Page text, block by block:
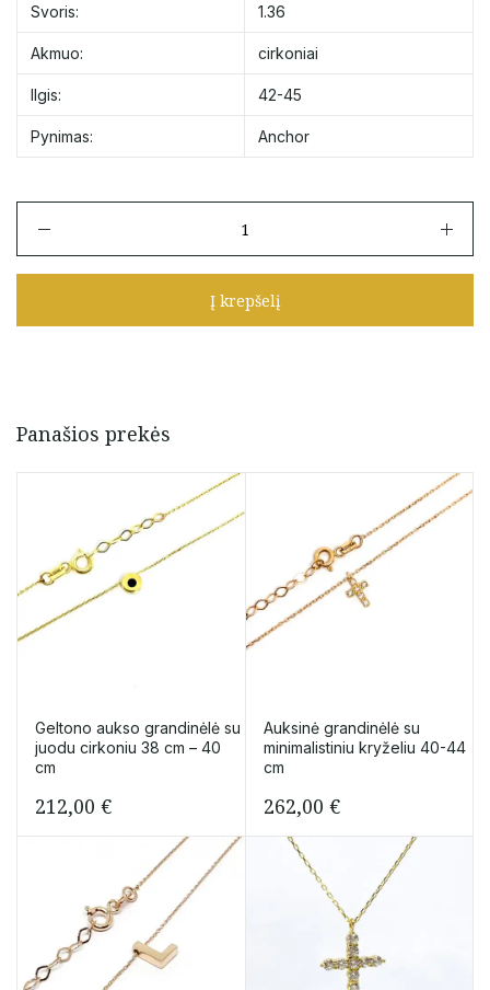
Svoris: 1.36
Akmuo: cirkoniai
Ilgis: 42-45
Pynimas: Anchor
Auksinė
minimalistiniu
42-
45
Į krepšelį
Panašios prekės
Geltono aukso grandinėlė su
juodu cirkoniu 38 cm – 40
cm
212,00 €
Auksinė grandinėlė su
minimalistiniu kryželiu 40-44
cm
262,00 €